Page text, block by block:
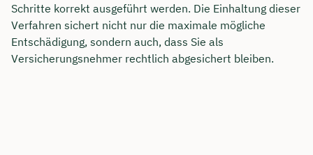
Schritte korrekt ausgeführt werden. Die Einhaltung dieser
Verfahren sichert nicht nur die maximale mögliche
Entschädigung, sondern auch, dass Sie als
Versicherungsnehmer rechtlich abgesichert bleiben.